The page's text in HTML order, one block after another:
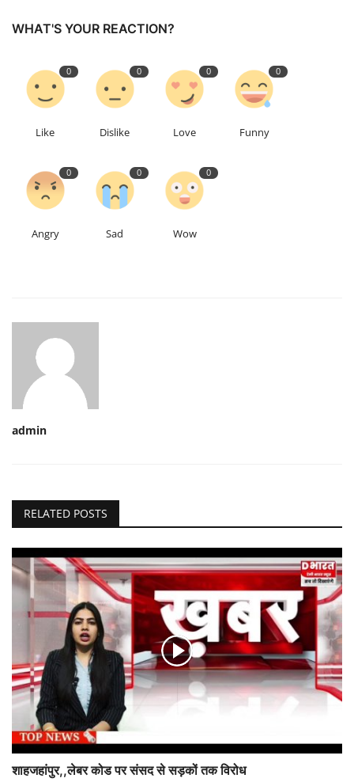
उत्तर प्रदेश
WHAT'S YOUR REACTION?
0
Like
0
Dislike
0
Love
0
Funny
0
Angry
0
Sad
0
Wow
admin
RELATED POSTS
शाहजहांपुर,,लेबर कोड पर संसद से सड़कों तक विरोध